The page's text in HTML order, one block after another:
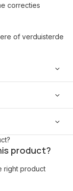
correcties
of verduisterde
product?
right product